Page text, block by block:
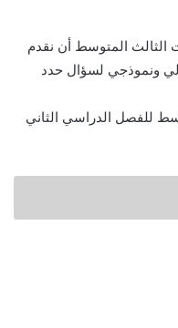
الثالث المتوسط أن نقدم
ونموذجي لسؤال حدد
للفصل الدراسي الثاني